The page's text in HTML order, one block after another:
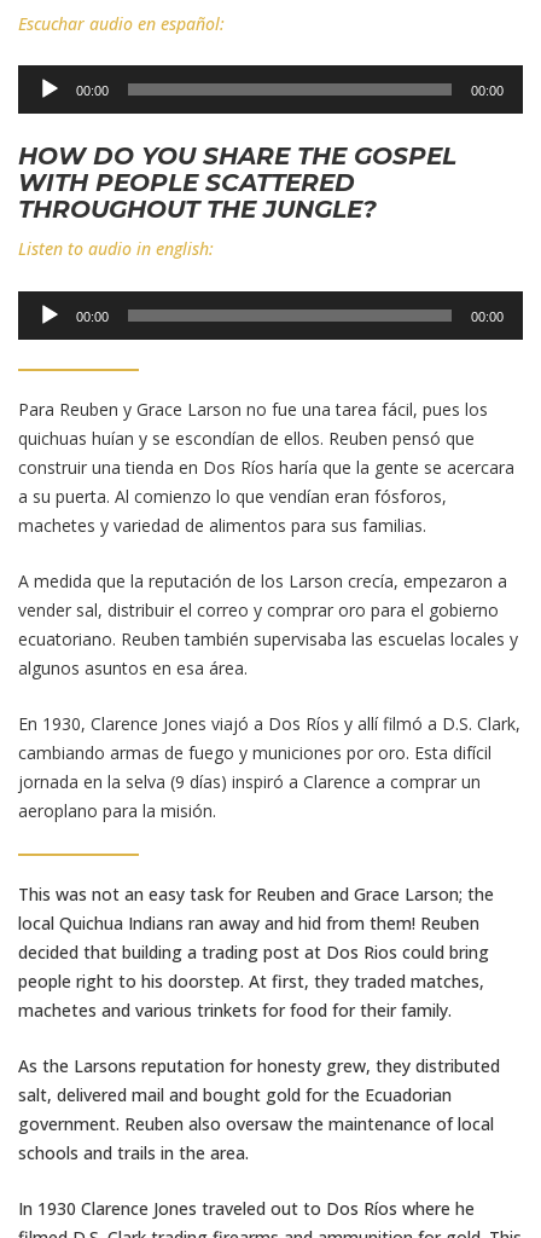
Escuchar audio en español:
Reproductor
00:00 00:00
HOW DO YOU SHARE THE GOSPEL
WITH PEOPLE SCATTERED
THROUGHOUT THE JUNGLE?
Listen to audio in english:
Reproductor
00:00 00:00
Para Reuben y Grace Larson no fue una tarea fácil, pues los
quichuas huían y se escondían de ellos. Reuben pensó que
construir una tienda en Dos Ríos haría que la gente se acercara
a su puerta. Al comienzo lo que vendían eran fósforos,
machetes y variedad de alimentos para sus familias.
A medida que la reputación de los Larson crecía, empezaron a
vender sal, distribuir el correo y comprar oro para el gobierno
ecuatoriano. Reuben también supervisaba las escuelas locales y
algunos asuntos en esa área.
En 1930, Clarence Jones viajó a Dos Ríos y allí filmó a D.S. Clark,
cambiando armas de fuego y municiones por oro. Esta difícil
jornada en la selva (9 días) inspiró a Clarence a comprar un
aeroplano para la misión.
This was not an easy task for Reuben and Grace Larson; the
local Quichua Indians ran away and hid from them! Reuben
decided that building a trading post at Dos Rios could bring
people right to his doorstep. At first, they traded matches,
machetes and various trinkets for food for their family.
As the Larsons reputation for honesty grew, they distributed
salt, delivered mail and bought gold for the Ecuadorian
government. Reuben also oversaw the maintenance of local
schools and trails in the area.
In 1930 Clarence Jones traveled out to Dos Ríos where he